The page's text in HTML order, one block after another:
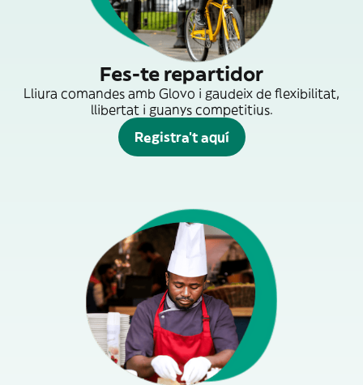
Fes-te repartidor
Lliura comandes amb Glovo i gaudeix de flexibilitat,
llibertat i guanys competitius.
Registra't aquí